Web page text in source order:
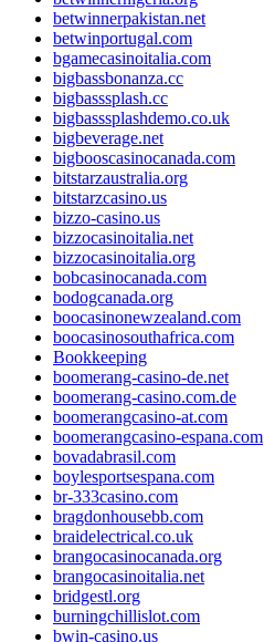
betwinnerpakistan.net
betwinportugal.com
bgamecasinoitalia.com
bigbassbonanza.cc
bigbasssplash.cc
bigbasssplashdemo.co.uk
bigbeverage.net
bigbooscasinocanada.com
bitstarzaustralia.org
bitstarzcasino.us
bizzo-casino.us
bizzocasinoitalia.net
bizzocasinoitalia.org
bobcasinocanada.com
bodogcanada.org
boocasinonewzealand.com
boocasinosouthafrica.com
Bookkeeping
boomerang-casino-de.net
boomerang-casino.com.de
boomerangcasino-at.com
boomerangcasino-espana.com
bovadabrasil.com
boylesportsespana.com
br-333casino.com
bragdonhousebb.com
braidelectrical.co.uk
brangocasinocanada.org
brangocasinoitalia.net
bridgestl.org
burningchillislot.com
bwin-casino.us